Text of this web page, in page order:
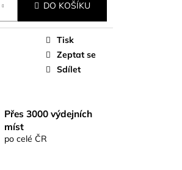
DO KOŠÍKU
Tisk
Zeptat se
Sdílet
Přes 3000 výdejních
míst
po celé ČR